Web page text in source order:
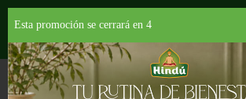
Departamentos
Esta promoción se cerrará en 3